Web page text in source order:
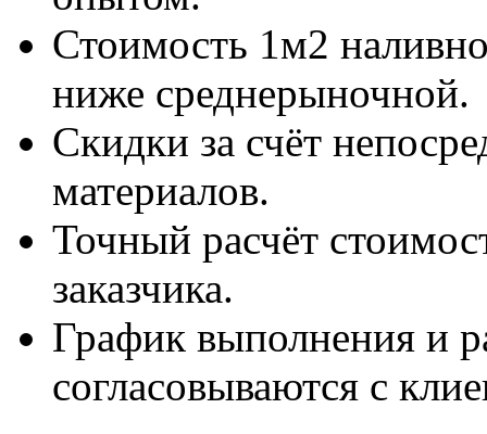
Стоимость 1м2
ниже среднерыночной.
Скидки за счёт
материалов.
Точный расчёт
заказчика.
График выполнения и
согласовываются с